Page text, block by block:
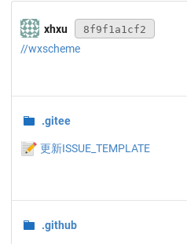
xhxu 8f9f1a1cf2
//wxscheme
.gitee
📝 更新ISSUE_TEMPLATE
.github